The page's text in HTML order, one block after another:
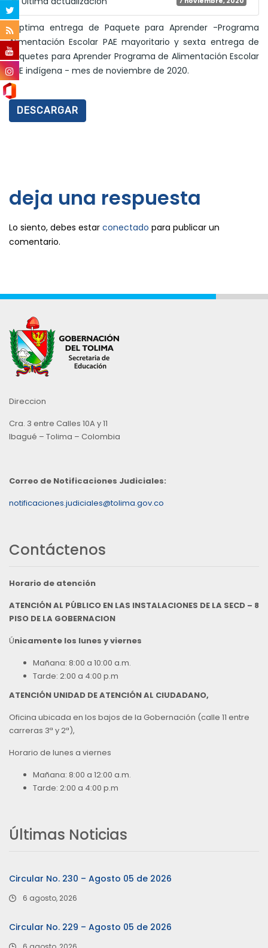
Séptima entrega de Paquete para Aprender -Programa
Alimentación Escolar PAE mayoritario y sexta entrega de
Paquetes para Aprender Programa de Alimentación Escolar
PAE indígena - mes de noviembre de 2020.
DESCARGAR
deja una respuesta
Lo siento, debes estar conectado para publicar un
comentario.
Direccion
Cra. 3 entre Calles 10A y 11
Ibagué – Tolima – Colombia
Correo de Notificaciones Judiciales:
notificaciones.judiciales@tolima.gov.co
Contáctenos
Horario de atención
ATENCIÓN AL PÚBLICO EN LAS INSTALACIONES DE LA SECD – 8
PISO DE LA GOBERNACION
Únicamente los lunes y viernes
Mañana: 8:00 a 10:00 a.m.
Tarde: 2:00 a 4:00 p.m
ATENCIÓN UNIDAD DE ATENCIÓN AL CIUDADANO,
Oficina ubicada en los bajos de la Gobernación (calle 11 entre
carreras 3ª y 2ª),
Horario de lunes a viernes
Mañana: 8:00 a 12:00 a.m.
Tarde: 2:00 a 4:00 p.m
Últimas Noticias
Circular No. 230 – Agosto 05 de 2026
6 agosto, 2026
Circular No. 229 – Agosto 05 de 2026